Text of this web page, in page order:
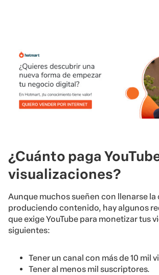
¿Cuánto paga
visualizaciones?
Aunque muchos sueñen con llenarse la
produciendo contenido, hay algunos
que exige YouTube para monetizar tus
siguientes:
Tener un canal con más de 10 mil
Tener al menos mil suscriptores.